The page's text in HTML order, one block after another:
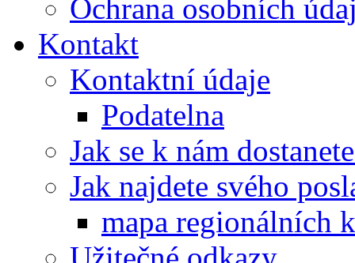
Ochrana osobních
Kontakt
Kontaktní údaje
Podatelna
Jak se k nám
Jak najdete svého
mapa regionálních